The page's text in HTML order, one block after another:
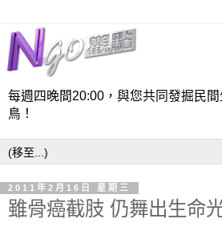
每週四晚間20:00，與您共同發掘民
鳥！
2011年2月16日 星期三
雖骨癌截肢 仍舞出生命